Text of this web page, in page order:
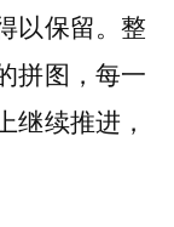
以保留。整
拼图，每一
继续推进，